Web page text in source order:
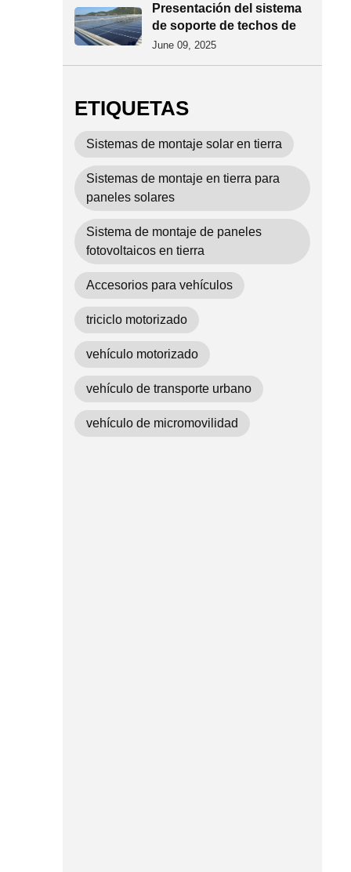
Presentación del sistema
de soporte de techos de
tejas de acero de color: un
June 09, 2025
ETIQUETAS
Sistemas de montaje solar en tierra
Sistemas de montaje en tierra para
paneles solares
Sistema de montaje de paneles
fotovoltaicos en tierra
Accesorios para vehículos
triciclo motorizado
vehículo motorizado
vehículo de transporte urbano
vehículo de micromovilidad